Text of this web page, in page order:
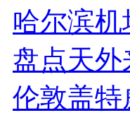
哈尔滨
盘点天外
伦敦盖